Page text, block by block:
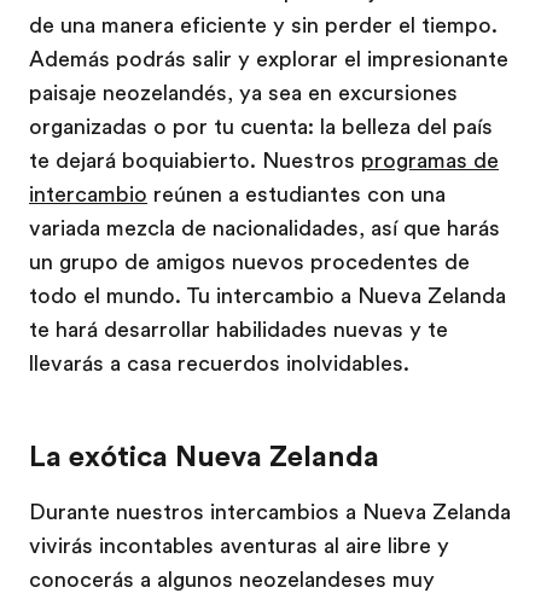
de una manera eficiente y sin perder el tiempo.
Además podrás salir y explorar el impresionante
paisaje neozelandés, ya sea en excursiones
organizadas o por tu cuenta: la belleza del país
te dejará boquiabierto. Nuestros programas de
intercambio reúnen a estudiantes con una
variada mezcla de nacionalidades, así que harás
un grupo de amigos nuevos procedentes de
todo el mundo. Tu intercambio a Nueva Zelanda
te hará desarrollar habilidades nuevas y te
llevarás a casa recuerdos inolvidables.
La exótica Nueva Zelanda
Durante nuestros intercambios a Nueva Zelanda
vivirás incontables aventuras al aire libre y
conocerás a algunos neozelandeses muy